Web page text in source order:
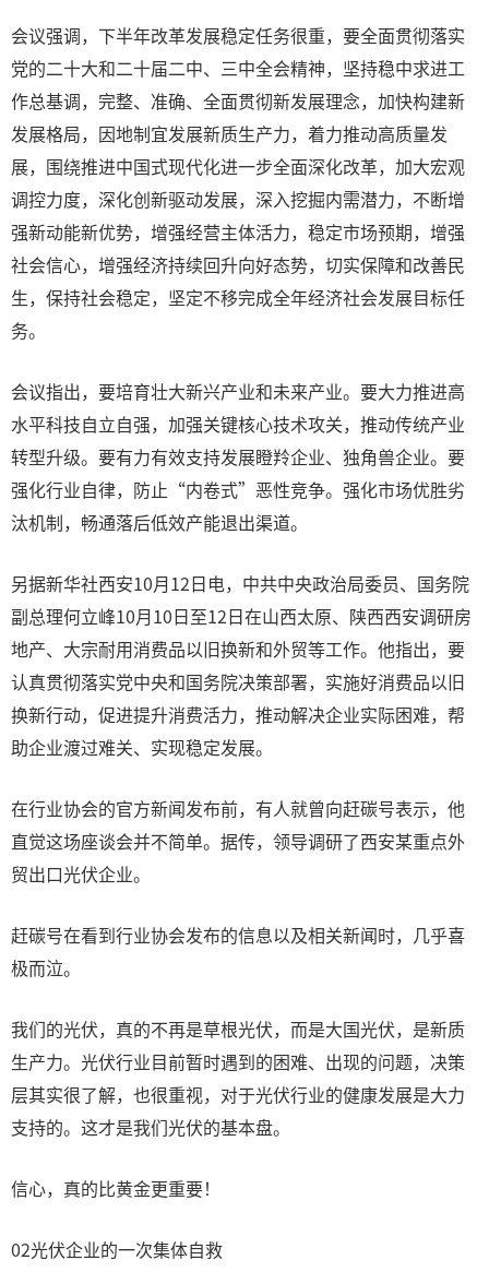
会议强调，下半年改革发展稳定任务很重，要全面贯彻落实
党的二十大和二十届二中、三中全会精神，坚持稳中求进工
作总基调，完整、准确、全面贯彻新发展理念，加快构建新
发展格局，因地制宜发展新质生产力，着力推动高质量发
展，围绕推进中国式现代化进一步全面深化改革，加大宏观
调控力度，深化创新驱动发展，深入挖掘内需潜力，不断增
强新动能新优势，增强经营主体活力，稳定市场预期，增强
社会信心，增强经济持续回升向好态势，切实保障和改善民
生，保持社会稳定，坚定不移完成全年经济社会发展目标任
务。
会议指出，要培育壮大新兴产业和未来产业。要大力推进高
水平科技自立自强，加强关键核心技术攻关，推动传统产业
转型升级。要有力有效支持发展瞪羚企业、独角兽企业。要
强化行业自律，防止“内卷式”恶性竞争。强化市场优胜劣
汰机制，畅通落后低效产能退出渠道。
另据新华社西安10月12日电，中共中央政治局委员、国务院
副总理何立峰10月10日至12日在山西太原、陕西西安调研房
地产、大宗耐用消费品以旧换新和外贸等工作。他指出，要
认真贯彻落实党中央和国务院决策部署，实施好消费品以旧
换新行动，促进提升消费活力，推动解决企业实际困难，帮
助企业渡过难关、实现稳定发展。
在行业协会的官方新闻发布前，有人就曾向赶碳号表示，他
直觉这场座谈会并不简单。据传，领导调研了西安某重点外
贸出口光伏企业。
赶碳号在看到行业协会发布的信息以及相关新闻时，几乎喜
极而泣。
我们的光伏，真的不再是草根光伏，而是大国光伏，是新质
生产力。光伏行业目前暂时遇到的困难、出现的问题，决策
层其实很了解，也很重视，对于光伏行业的健康发展是大力
支持的。这才是我们光伏的基本盘。
信心，真的比黄金更重要！
02光伏企业的一次集体自救